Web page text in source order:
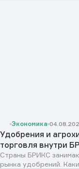
Экономика
Удобрения и
торговля внутри
Страны БРИКС
рынка удобрений.